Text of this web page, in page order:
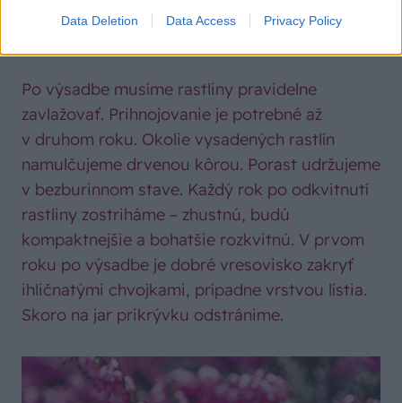
Data Deletion Data Access Privacy Policy
Po výsadbe musíme rastliny pravidelne
zavlažovať. Prihnojovanie je potrebné až
v druhom roku. Okolie vysadených rastlín
namulčujeme drvenou kôrou. Porast udržujeme
v bezburinnom stave. Každý rok po odkvitnutí
rastliny zostriháme – zhustnú, budú
kompaktnejšie a bohatšie rozkvitnú. V prvom
roku po výsadbe je dobré vresovisko zakryť
ihličnatými chvojkami, prípadne vrstvou lístia.
Skoro na jar prikrývku odstránime.